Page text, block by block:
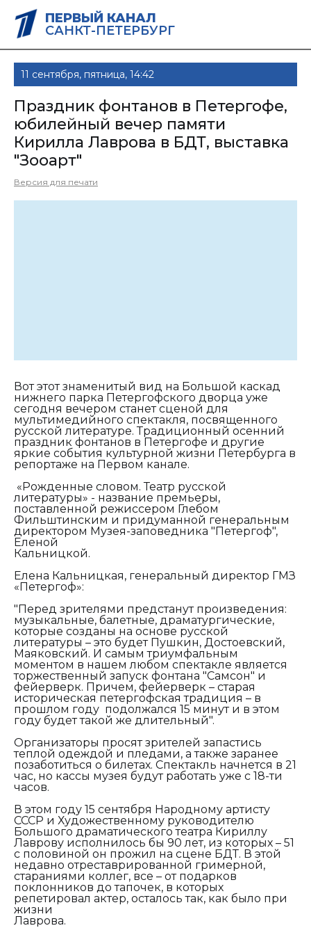
ПЕРВЫЙ КАНАЛ
САНКТ-ПЕТЕРБУРГ
11 сентября, пятница, 14:42
Праздник фонтанов в Петергофе,
юбилейный вечер памяти
Кирилла Лаврова в БДТ, выставка
"Зооарт"
Версия для печати
Вот этот знаменитый вид на Большой каскад
нижнего парка Петергофского дворца уже
сегодня вечером станет сценой для
мультимедийного спектакля, посвященного
русской литературе. Традиционный осенний
праздник фонтанов в Петергофе и другие
яркие события культурной жизни Петербурга в
репортаже на Первом канале.
«Рожденные словом. Театр русской
литературы» - название премьеры,
поставленной режиссером Глебом
Фильштинским и придуманной генеральным
директором Музея-заповедника "Петергоф",
Еленой
Елена Кальницкая, генеральный директор ГМЗ
«Петергоф»:
"Перед зрителями предстанут произведения:
музыкальные, балетные, драматургические,
которые созданы на основе русской
литературы – это будет Пушкин, Достоевский,
Маяковский. И самым триумфальным
моментом в нашем любом спектакле является
торжественный запуск фонтана "Самсон" и
фейерверк. Причем, фейерверк – старая
историческая петергофская традиция – в
прошлом году подолжался 15 минут и в этом
году будет такой же длительный".
Организаторы просят зрителей запастись
теплой одеждой и пледами, а также заранее
позаботиться о билетах. Спектакль начнется в 21
час, но кассы музея будут работать уже с 18-ти
часов.
В этом году 15 сентября Народному артисту
СССР и Художественному руководителю
Большого драматического театра Кириллу
Лаврову исполнилось бы 90 лет, из которых – 51
с половиной он прожил на сцене БДТ. В этой
недавно отреставрированной гримерной,
стараниями коллег, все – от подарков
поклонников до тапочек, в которых
репетировал актер, осталось так, как было при
жизни
Лаврова.